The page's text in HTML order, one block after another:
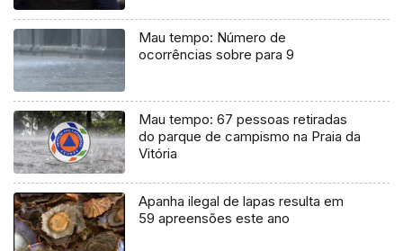
Mau tempo: Número de
ocorrências sobre para 9
Mau tempo: 67 pessoas retiradas
do parque de campismo na Praia da
Vitória
Apanha ilegal de lapas resulta em
59 apreensões este ano